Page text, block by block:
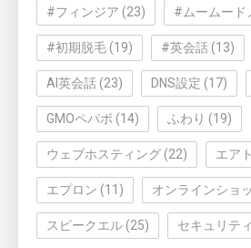
#フィンジア (23) #ムームード
#初期脱毛 (19) #英会話 (13)
AI英会話 (23) DNS設定 (17)
GMOペパボ (14) ふわり (19)
ウェブホスティング (22) エア
エプロン (11) オンラインショ
スピークエル (25) セキュリティ